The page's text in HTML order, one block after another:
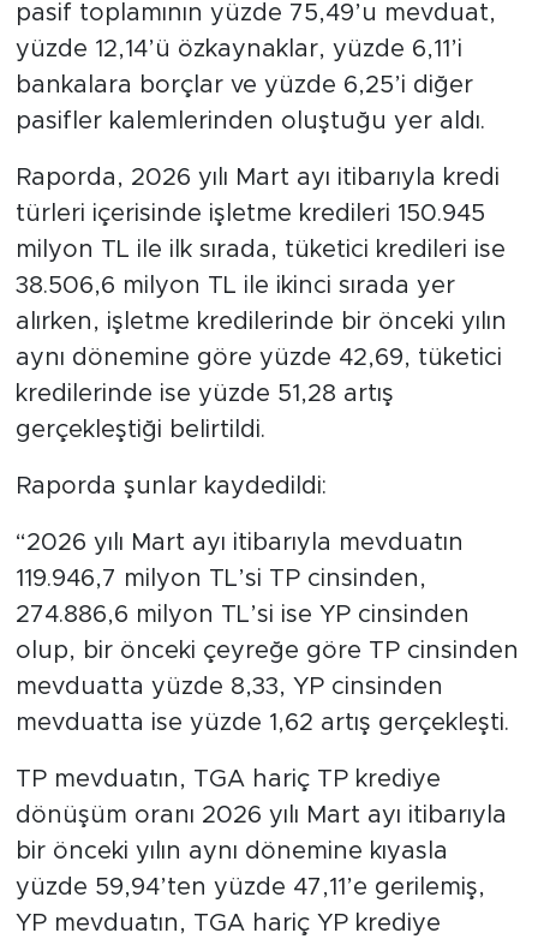
pasif toplamının yüzde 75,49’u mevduat,
yüzde 12,14’ü özkaynaklar, yüzde 6,11’i
bankalara borçlar ve yüzde 6,25’i diğer
pasifler kalemlerinden oluştuğu yer aldı.
Raporda, 2026 yılı Mart ayı itibarıyla kredi
türleri içerisinde işletme kredileri 150.945
milyon TL ile ilk sırada, tüketici kredileri ise
38.506,6 milyon TL ile ikinci sırada yer
alırken, işletme kredilerinde bir önceki yılın
aynı dönemine göre yüzde 42,69, tüketici
kredilerinde ise yüzde 51,28 artış
gerçekleştiği belirtildi.
Raporda şunlar kaydedildi:
“2026 yılı Mart ayı itibarıyla mevduatın
119.946,7 milyon TL’si TP cinsinden,
274.886,6 milyon TL’si ise YP cinsinden
olup, bir önceki çeyreğe göre TP cinsinden
mevduatta yüzde 8,33, YP cinsinden
mevduatta ise yüzde 1,62 artış gerçekleşti.
TP mevduatın, TGA hariç TP krediye
dönüşüm oranı 2026 yılı Mart ayı itibarıyla
bir önceki yılın aynı dönemine kıyasla
yüzde 59,94’ten yüzde 47,11’e gerilemiş,
YP mevduatın, TGA hariç YP krediye